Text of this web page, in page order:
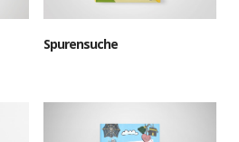
Spurensuche